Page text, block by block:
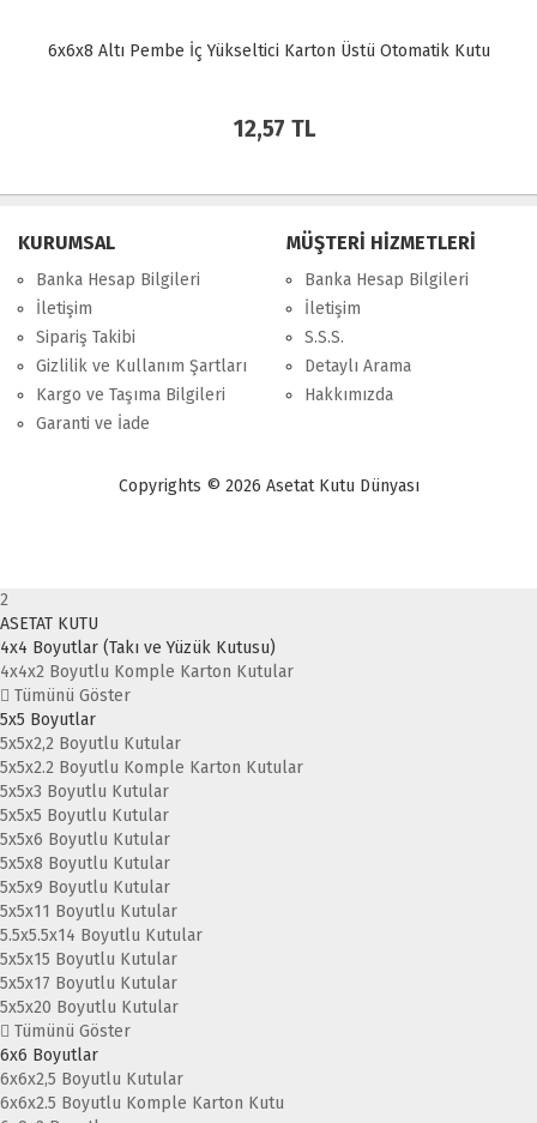
6x6x8 Altı Pembe İç Yükseltici Karton Üstü Otomatik Kutu
12,57 TL
KURUMSAL
Banka Hesap Bilgileri
İletişim
Sipariş Takibi
Gizlilik ve Kullanım Şartları
Kargo ve Taşıma Bilgileri
Garanti ve İade
MÜŞTERİ HİZMETLERİ
Banka Hesap Bilgileri
İletişim
S.S.S.
Detaylı Arama
Hakkımızda
Copyrights © 2026 Asetat Kutu Dünyası
2
ASETAT KUTU
4x4 Boyutlar (Takı ve Yüzük Kutusu)
4x4x2 Boyutlu Komple Karton Kutular
Tümünü Göster
5x5 Boyutlar
5x5x2,2 Boyutlu Kutular
5x5x2.2 Boyutlu Komple Karton Kutular
5x5x3 Boyutlu Kutular
5x5x5 Boyutlu Kutular
5x5x6 Boyutlu Kutular
5x5x8 Boyutlu Kutular
5x5x9 Boyutlu Kutular
5x5x11 Boyutlu Kutular
5.5x5.5x14 Boyutlu Kutular
5x5x15 Boyutlu Kutular
5x5x17 Boyutlu Kutular
5x5x20 Boyutlu Kutular
Tümünü Göster
6x6 Boyutlar
6x6x2,5 Boyutlu Kutular
6x6x2.5 Boyutlu Komple Karton Kutu